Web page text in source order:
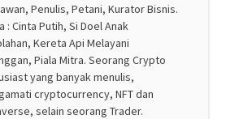
Penulis, Petani, Kurator Bisnis.
: Cinta Putih, Si Doel Anak
Kereta Api Melayani
Piala Mitra. Seorang Crypto
yang banyak menulis,
cryptocurrency, NFT dan
selain seorang Trader.